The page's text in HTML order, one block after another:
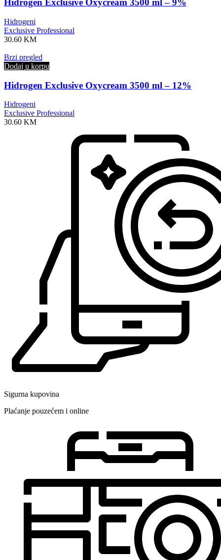
Hidrogen Exclusive Oxycream 3500 ml – 9%
Hidrogeni
Exclusive Professional
30.60 KM
Brzi pregled
Dodaj u korpu
Hidrogen Exclusive Oxycream 3500 ml – 12%
Hidrogeni
Exclusive Professional
30.60 KM
Sigurna kupovina
Plaćanje pouzećem i online